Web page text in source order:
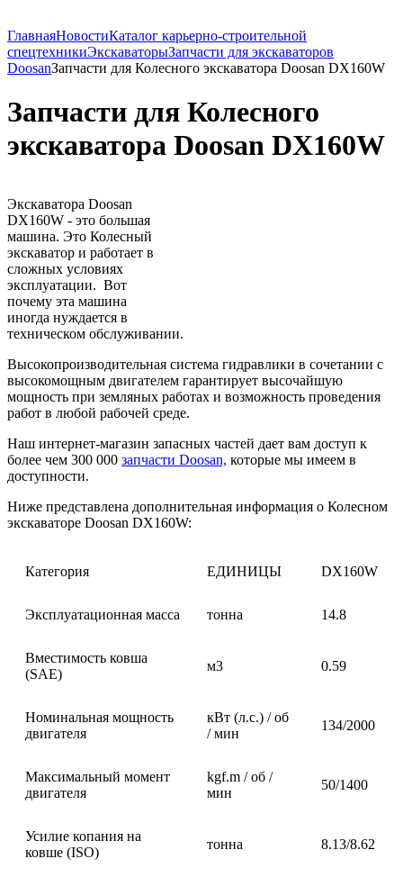
ГлавнаяНовостиКаталог карьерно-строительной
спецтехникиЭкскаваторыЗапчасти для экскаваторов
DoosanЗапчасти для Колесного экскаватора Doosan DX160W
Запчасти для Колесного
экскаватора Doosan DX160W
Экскаватора Doosan
DX160W - это большая
машина. Это Колесный
экскаватор и работает в
сложных условиях
эксплуатации. Вот
почему эта машина
иногда нуждается в
техническом обслуживании.
Высокопроизводительная система гидравлики в сочетании с
высокомощным двигателем гарантирует высочайшую
мощность при земляных работах и возможность проведения
работ в любой рабочей среде.
Наш интернет-магазин запасных частей дает вам доступ к
более чем 300 000 запчасти Doosan, которые мы имеем в
доступности.
Ниже представлена дополнительная информация о Колесном
экскаваторе Doosan DX160W:
Категория ЕДИНИЦЫ DX160W
Эксплуатационная масса тонна 14.8
Вместимость ковша
(SAE)
м3 0.59
Номинальная мощность
двигателя
кВт (л.с.) / об
/ мин
134/2000
Максимальный момент
двигателя
kgf.m / об /
мин
50/1400
Усилие копания на
ковше (ISO)
тонна 8.13/8.62